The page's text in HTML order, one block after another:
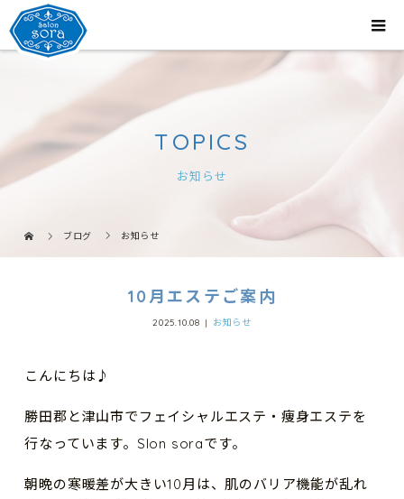
TOPICS
お知らせ
ブログ お知らせ
10月エステご案内
2025.10.08 お知らせ
こんにちは♪
勝田郡と津山市でフェイシャルエステ・痩身エステを
行なっています。Slon soraです。
朝晩の寒暖差が大きい10月は、肌のバリア機能が乱れ